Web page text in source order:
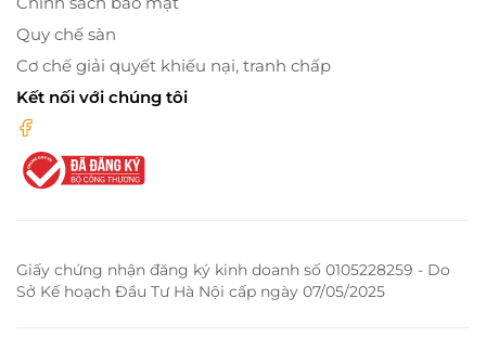
Quy chế sàn
Cơ chế giải quyết khiếu nại, tranh chấp
Kết nối với chúng tôi
Giấy chứng nhận đăng ký kinh doanh số 0105228259 - Do
Sở Kế hoạch Đầu Tư Hà Nội cấp ngày 07/05/2025